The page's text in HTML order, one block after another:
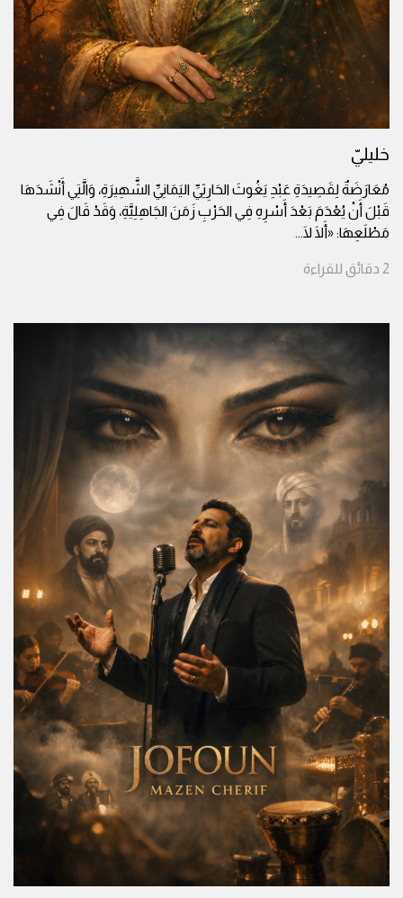
خليليّ
مُعَارَضَةٌ لِقَصِيدَةِ عَبْدِ يَغُوثَ الحَارِثِيِّ اليَمَانِيِّ الشَّهِيرَةِ، وَالَّتِي أَنْشَدَهَا
قَبْلَ أَنْ يُعْدَمَ بَعْدَ أَسْرِهِ فِي الحَرْبِ زَمَنَ الجَاهِلِيَّةِ، وَقَدْ قَالَ فِي
مَطْلَعِهَا: «أَلَا لَا...
2 دقائق للقراءة